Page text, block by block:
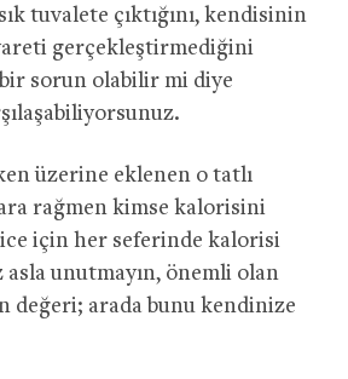
tuvalete çıktığını, kendisinin
gerçekleştirmediğini
sorun olabilir mi diye
üzerine eklenen o tatlı
rağmen kimse kalorisini
için her seferinde kalorisi
unutmayın, önemli olan
değeri; arada bunu kendinize